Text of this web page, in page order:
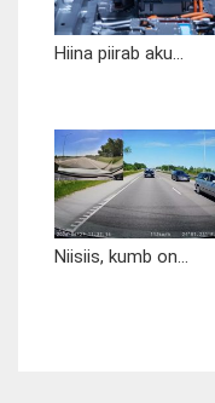
Hiina piirab aku...
Niisiis, kumb on...